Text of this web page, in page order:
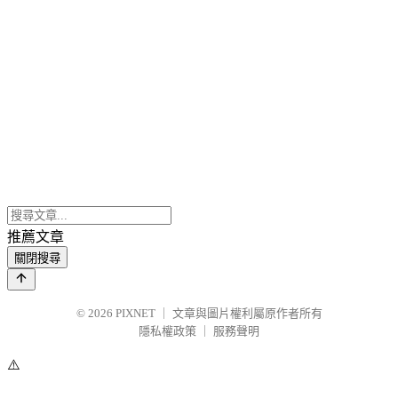
推薦文章
關閉搜尋
© 2026 PIXNET
文章與圖片權利屬原作者所有
隱私權政策
服務聲明
⚠️